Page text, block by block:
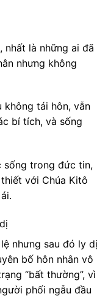
nhất là những ai đã
nhưng không
không tái hôn, vẫn
bí tích, và sống
sống trong đức tin,
với Chúa Kitô
nhưng sau đó ly dị
bố hôn nhân vô
“bất thường”, vì
phối ngẫu đầu